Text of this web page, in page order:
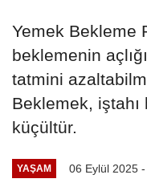
Yemek Bekleme
beklemenin
tatmini
Beklemek,
küçültür.
YAŞAM 06 Eylül 2025 -